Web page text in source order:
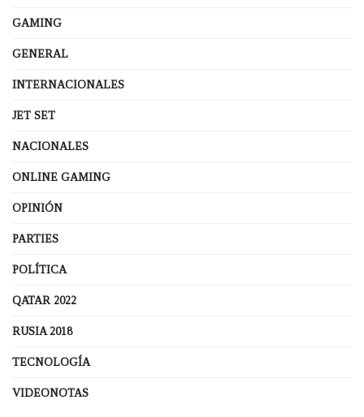
GAMING
GENERAL
INTERNACIONALES
JET SET
NACIONALES
ONLINE GAMING
OPINIÓN
PARTIES
POLÍTICA
QATAR 2022
RUSIA 2018
TECNOLOGÍA
VIDEONOTAS